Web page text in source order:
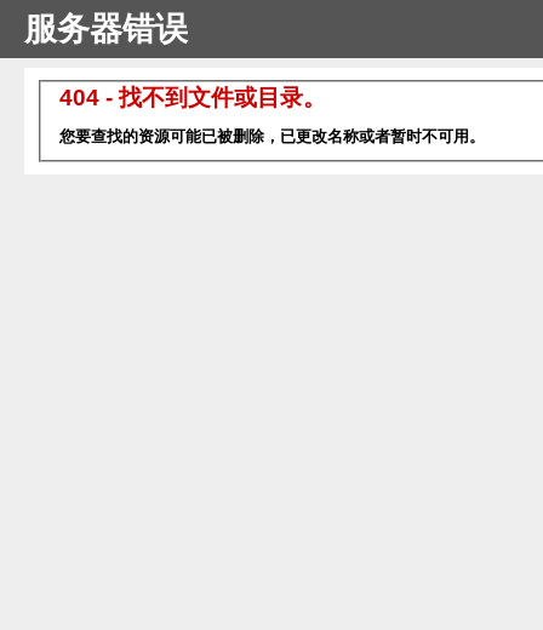
服务器错误
404 - 找不到文件或目录。
您要查找的资源可能已被删除，已更改名称或者暂时不可用。